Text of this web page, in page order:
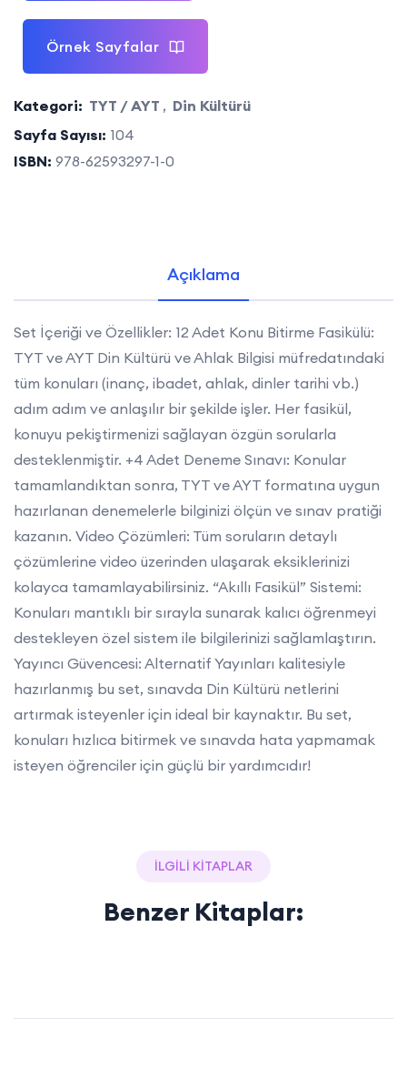
Örnek Sayfalar
Kategori: TYT / AYT , Din Kültürü
Sayfa Sayısı: 104
ISBN: 978-62593297-1-0
Açıklama
Set İçeriği ve Özellikler: 12 Adet Konu Bitirme Fasikülü:
TYT ve AYT Din Kültürü ve Ahlak Bilgisi müfredatındaki
tüm konuları (inanç, ibadet, ahlak, dinler tarihi vb.)
adım adım ve anlaşılır bir şekilde işler. Her fasikül,
konuyu pekiştirmenizi sağlayan özgün sorularla
desteklenmiştir. +4 Adet Deneme Sınavı: Konular
tamamlandıktan sonra, TYT ve AYT formatına uygun
hazırlanan denemelerle bilginizi ölçün ve sınav pratiği
kazanın. Video Çözümleri: Tüm soruların detaylı
çözümlerine video üzerinden ulaşarak eksiklerinizi
kolayca tamamlayabilirsiniz. “Akıllı Fasikül” Sistemi:
Konuları mantıklı bir sırayla sunarak kalıcı öğrenmeyi
destekleyen özel sistem ile bilgilerinizi sağlamlaştırın.
Yayıncı Güvencesi: Alternatif Yayınları kalitesiyle
hazırlanmış bu set, sınavda Din Kültürü netlerini
artırmak isteyenler için ideal bir kaynaktır. Bu set,
konuları hızlıca bitirmek ve sınavda hata yapmamak
isteyen öğrenciler için güçlü bir yardımcıdır!
İLGİLİ KİTAPLAR
Benzer Kitaplar: